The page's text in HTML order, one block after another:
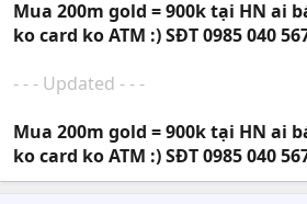
Mua 200m gold = 900k tại HN ai
ko card ko ATM :) SĐT 0985 040
- - - Updated - - -
Mua 200m gold = 900k tại HN ai
ko card ko ATM :) SĐT 0985 040